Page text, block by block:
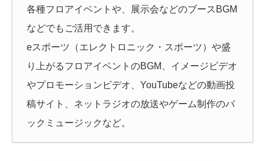
各種フロアイベントや、展示会などのブースBGM
などでもご活用できます。
eスポーツ（エレクトロニック・スポーツ）や盛
り上がるフロアイベントのBGM、イメージビデオ
やプロモーションビデオ、YouTubeなどの動画投
稿サイト、ネットラジオの放送やゲーム制作のバ
ックミュージックなど。